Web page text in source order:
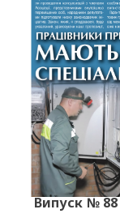
Випуск № 88